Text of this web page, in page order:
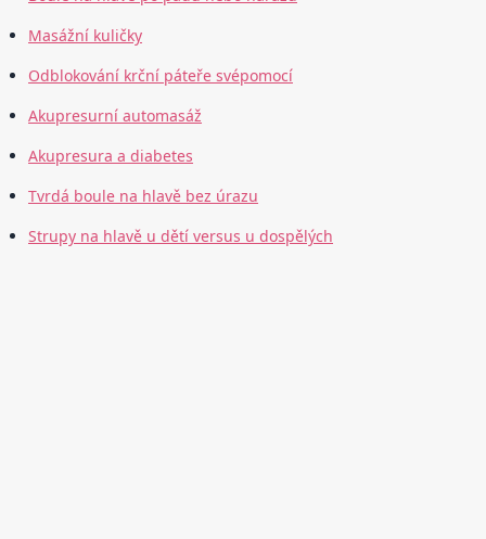
Masážní kuličky
Odblokování krční páteře svépomocí
Akupresurní automasáž
Akupresura a diabetes
Tvrdá boule na hlavě bez úrazu
Strupy na hlavě u dětí versus u dospělých